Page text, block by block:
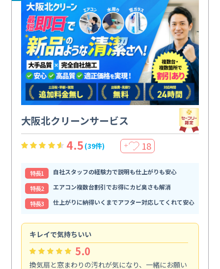
大阪北クリーンサービス
4.5 (39件) ＋ 18
特⻑1
自社スタッフの経験力で説明も仕上がりも安心
特⻑2
エアコン複数台割引でお得にカビ臭さも解消
特⻑3
仕上がりに納得いくまでアフター対応してくれて安心
キレイで気持ちいい
5.0
換気扇と窓まわりの汚れが気になり、一緒にお願い